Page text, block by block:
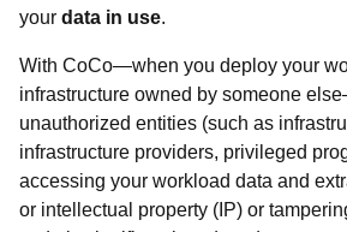
your data in use.
With CoCo—when you deploy your
infrastructure owned by someone
unauthorized entities (such as
infrastructure providers, privileged
accessing your workload data and
or intellectual property (IP) or